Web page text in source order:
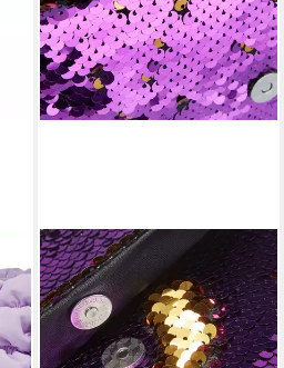
DRESSFORFUN
Henkeltasche Handtasche mit
Wendepailletten, Innenmaß
ca. 17 x 1,5 x 19 cm
(Tragetasche,